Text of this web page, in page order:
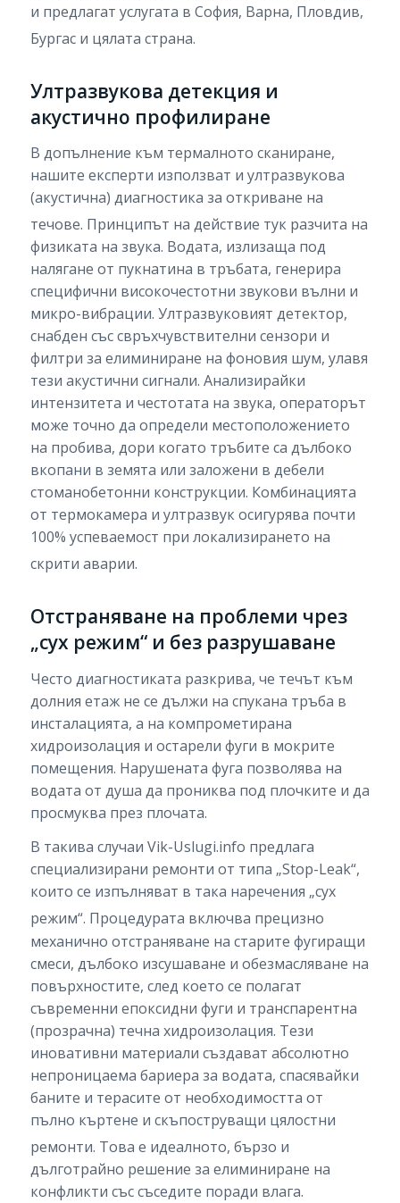
и предлагат услугата в София, Варна, Пловдив,
Бургас и цялата страна.
Ултразвукова детекция и
акустично профилиране
В допълнение към термалното сканиране,
нашите експерти използват и ултразвукова
(акустична) диагностика за откриване на
течове. Принципът на действие тук разчита на
физиката на звука. Водата, излизаща под
налягане от пукнатина в тръбата, генерира
специфични високочестотни звукови вълни и
микро-вибрации. Ултразвуковият детектор,
снабден със свръхчувствителни сензори и
филтри за елиминиране на фоновия шум, улавя
тези акустични сигнали. Анализирайки
интензитета и честотата на звука, операторът
може точно да определи местоположението
на пробива, дори когато тръбите са дълбоко
вкопани в земята или заложени в дебели
стоманобетонни конструкции. Комбинацията
от термокамера и ултразвук осигурява почти
100% успеваемост при локализирането на
скрити аварии.
Отстраняване на проблеми чрез
„сух режим“ и без разрушаване
Често диагностиката разкрива, че течът към
долния етаж не се дължи на спукана тръба в
инсталацията, а на компрометирана
хидроизолация и остарели фуги в мокрите
помещения. Нарушената фуга позволява на
водата от душа да прониква под плочките и да
просмуква през плочата.
В такива случаи Vik-Uslugi.info предлага
специализирани ремонти от типа „Stop-Leak“,
които се изпълняват в така наречения „сух
режим“. Процедурата включва прецизно
механично отстраняване на старите фугиращи
смеси, дълбоко изсушаване и обезмасляване на
повърхностите, след което се полагат
съвременни епоксидни фуги и транспарентна
(прозрачна) течна хидроизолация. Тези
иновативни материали създават абсолютно
непроницаема бариера за водата, спасявайки
баните и терасите от необходимостта от
пълно къртене и скъпоструващи цялостни
ремонти. Това е идеалното, бързо и
дълготрайно решение за елиминиране на
конфликти със съседите поради влага.